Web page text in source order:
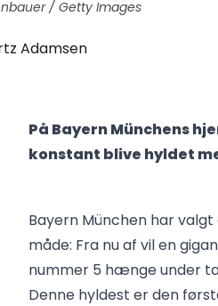
/ Getty Images
Adamsen
På Bayern Münchens
konstant blive hyldet
Bayern München har
måde: Fra nu af vil en
nummer 5 hænge under
Denne hyldest er den